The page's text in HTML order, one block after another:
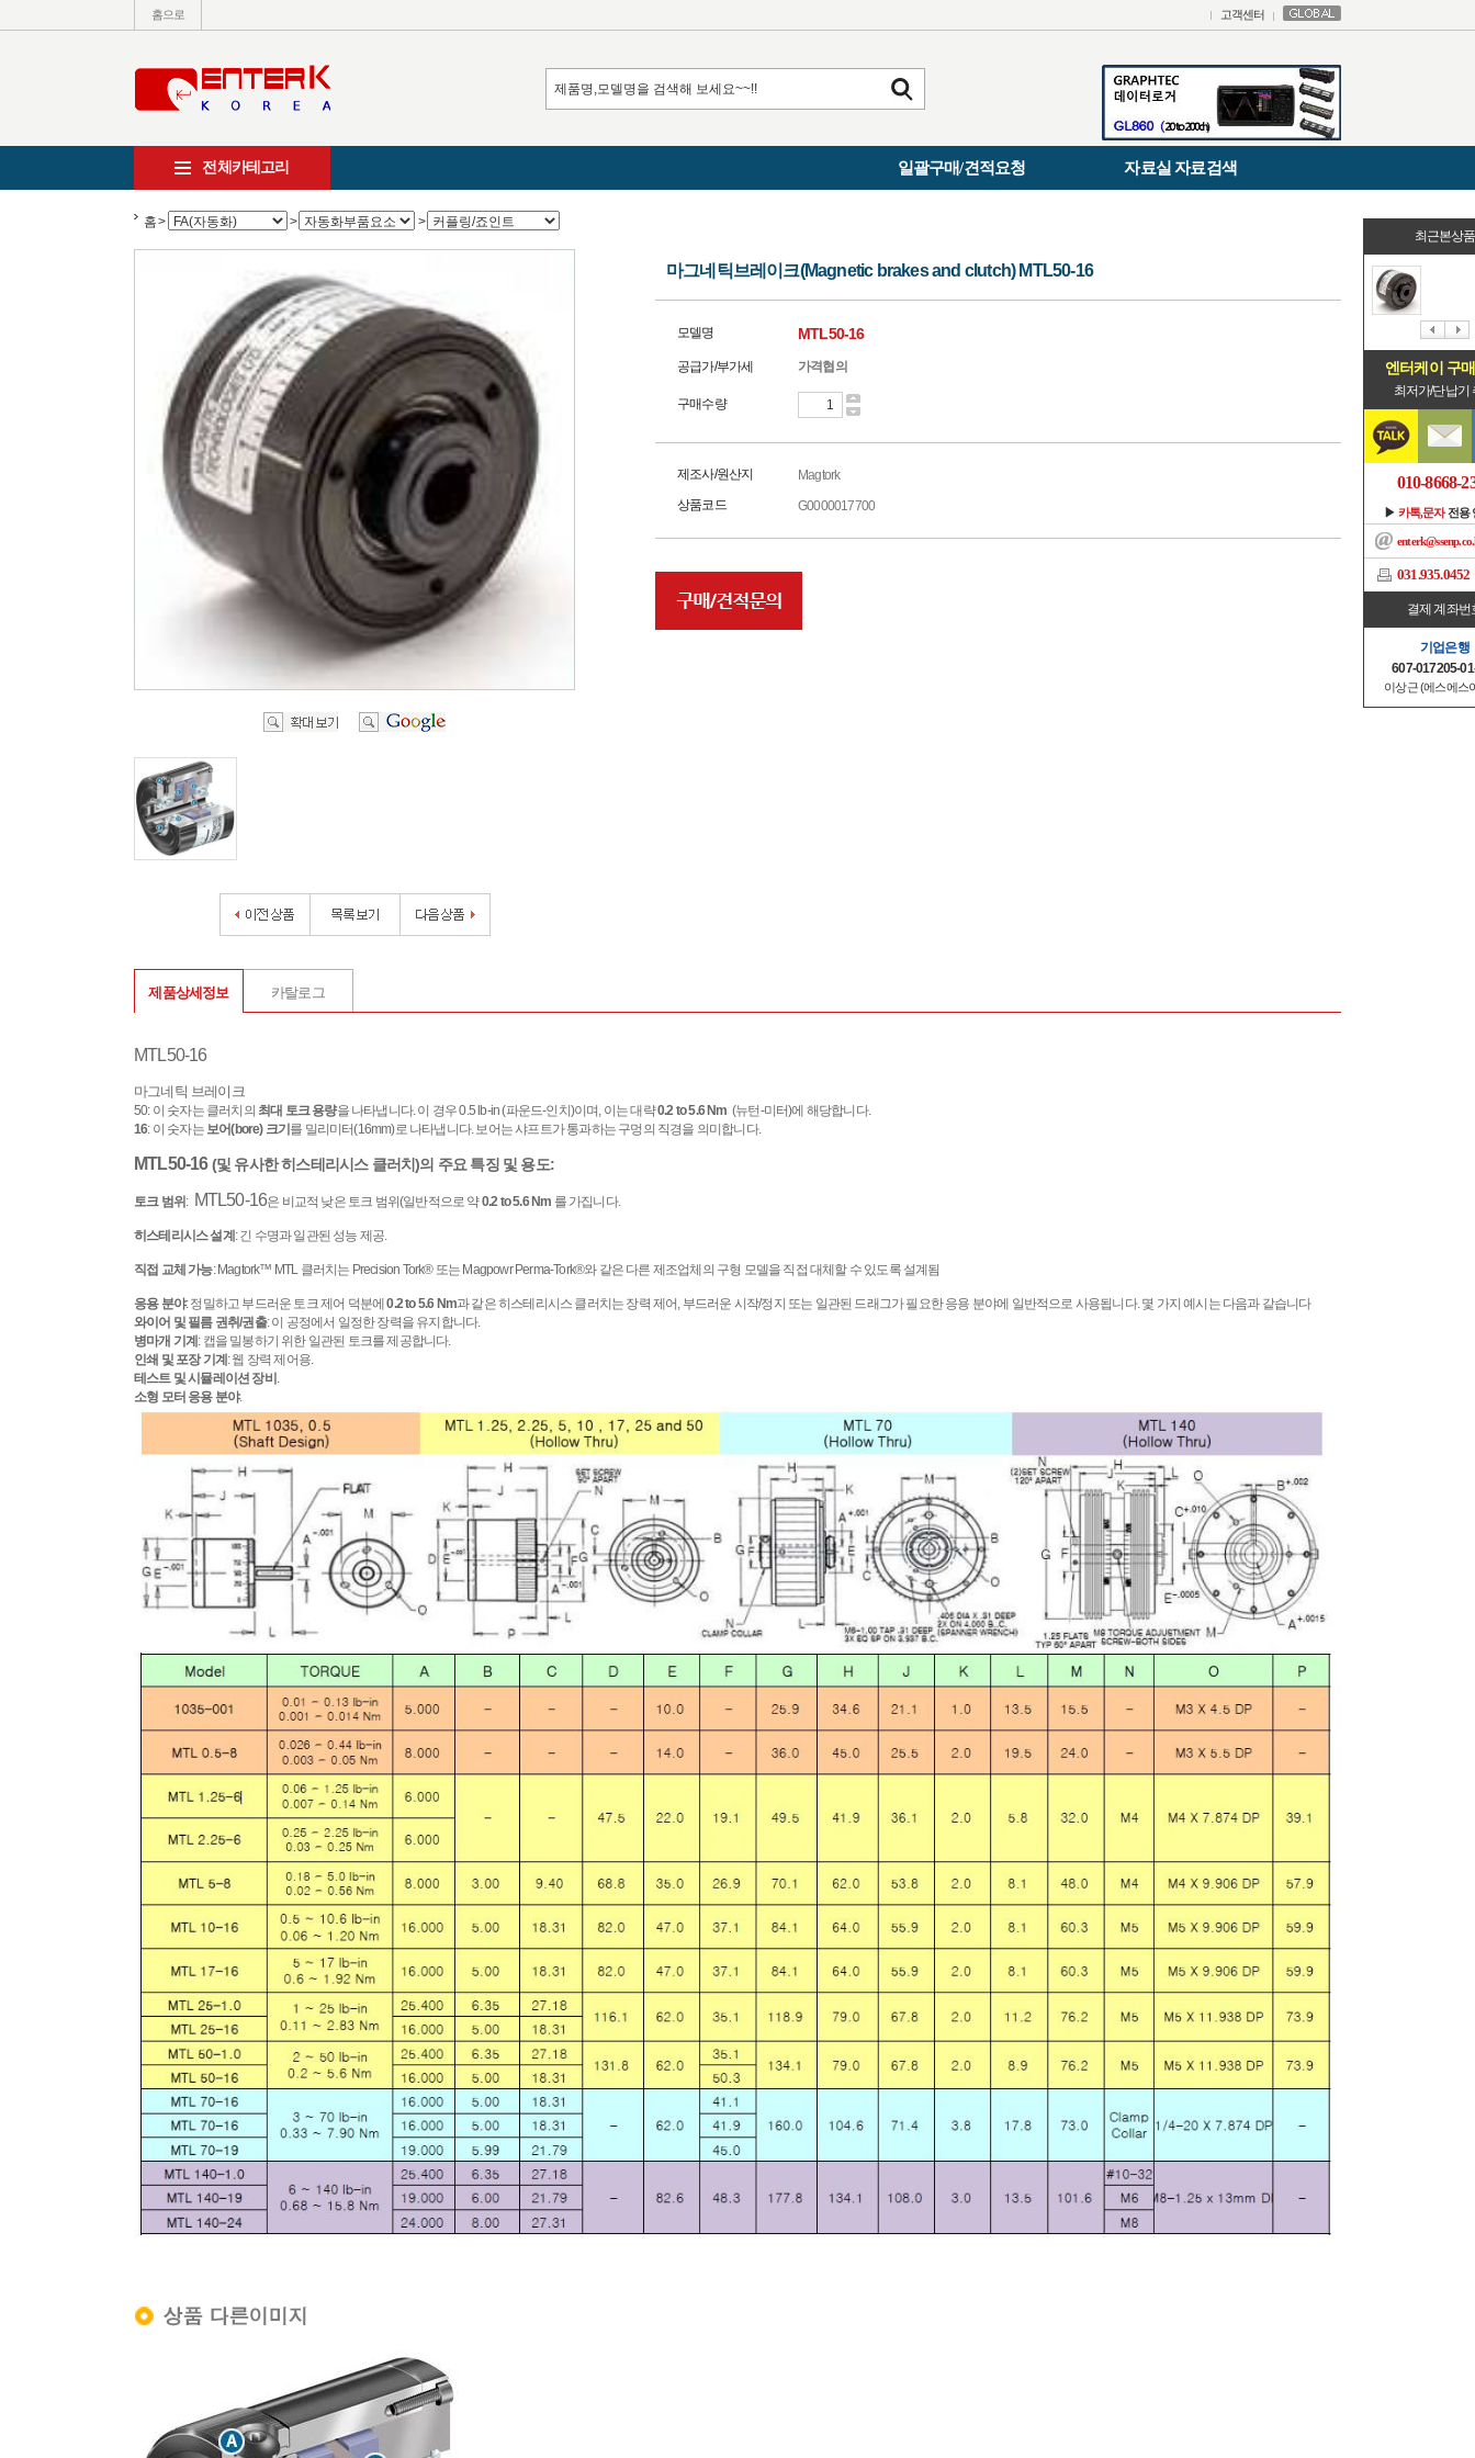
홈으로 고객센터
전체카테고리 일괄구매/견적요청 자료실 자료검색
홈> > >
마그네틱브레이크(Magnetic brakes and clutch) MTL50-16
모델명 MTL50-16
공급가/부가세 가격협의
구매수량
제조사/원산지
Magtork
상품코드
G0000017700
제품상세정보 카탈로그
MTL50-16
마그네틱 브레이크
50: 이 숫자는 클러치의 최대 토크 용량을 나타냅니다. 이 경우 0.5 lb-in (파운드-인치)이며, 이는 대략0.2 to 5.6 Nm (뉴턴-미터)에 해당합니다.
16: 이 숫자는 보어(bore) 크기 를 밀리미터(16mm)로 나타냅니다. 보어는 샤프트가 통과하는 구멍의 직경을 의미합니다.
MTL50-16(및 유사한 히스테리시스 클러치)의 주요 특징 및 용도:
토크 범위 : MTL50-16은 비교적 낮은 토크 범위(일반적으로 약0.2 to 5.6 Nm 를 가집니다.
히스테리시스 설계 : 긴 수명과 일관된 성능 제공.
직접 교체 가능: Magtork™ MTL 클러치는 Precision Tork® 또는 Magpowr Perma-Tork®와 같은 다른 제조업체의 구형 모델을 직접 대체할 수 있도록 설계됨
응용 분야: 정밀하고 부드러운 토크 제어 덕분에0.2 to 5.6 Nm과 같은 히스테리시스 클러치는 장력 제어, 부드러운 시작/정지 또는 일관된 드래그가 필요한 응용 분야에 일반적으로 사용됩니다. 몇 가지 예시는 다음과 같습니다
와이어 및 필름 권취/권출: 이 공정에서 일정한 장력을 유지합니다.
병마개 기계 : 캡을 밀봉하기 위한 일관된 토크를 제공합니다.
인쇄 및 포장 기계 : 웹 장력 제어용.
테스트 및 시뮬레이션 장비 .
소형 모터 응용 분야.
최근본상품
엔터케이 구
최저가/단납기
010-8668-
▶ 카톡,문자전용
031.935.0452
결제 계좌번
기업은행
607-017205-
이상근 (에스에스